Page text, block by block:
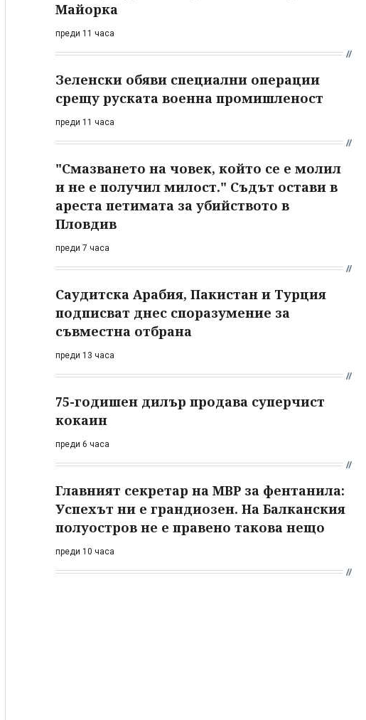
Майорка
преди 11 часа
Зеленски обяви специални операции
срещу руската военна промишленост
преди 11 часа
"Смазването на човек, който се е молил
и не е получил милост." Съдът остави в
ареста петимата за убийството в
Пловдив
преди 7 часа
Саудитска Арабия, Пакистан и Турция
подписват днес споразумение за
съвместна отбрана
преди 13 часа
75-годишен дилър продава суперчист
кокаин
преди 6 часа
Главният секретар на МВР за фентанила:
Успехът ни е грандиозен. На Балканския
полуостров не е правено такова нещо
преди 10 часа